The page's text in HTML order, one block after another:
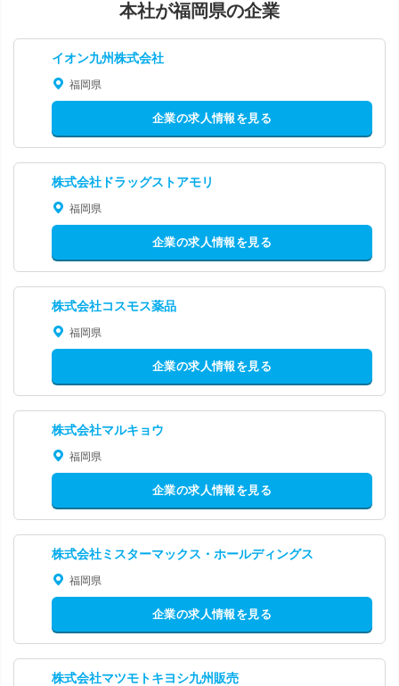
本社が福岡県の企業
イオン九州株式会社
福岡県
企業の求人情報を見る
株式会社ドラッグストアモリ
福岡県
企業の求人情報を見る
株式会社コスモス薬品
福岡県
企業の求人情報を見る
株式会社マルキョウ
福岡県
企業の求人情報を見る
株式会社ミスターマックス・ホールディングス
福岡県
企業の求人情報を見る
株式会社マツモトキヨシ九州販売